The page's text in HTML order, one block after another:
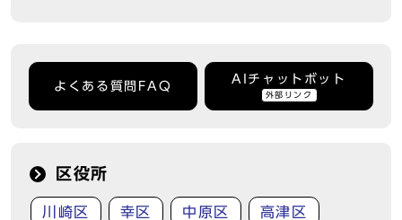
よくある質問FAQ
AIチャットボット
外部リンク
区役所
川崎区 幸区 中原区 高津区